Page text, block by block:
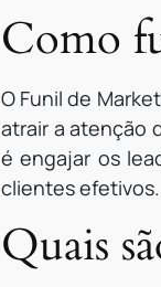
Como
O Funil de
atrair a atenção
é engajar os
clientes efetivos.
Quais